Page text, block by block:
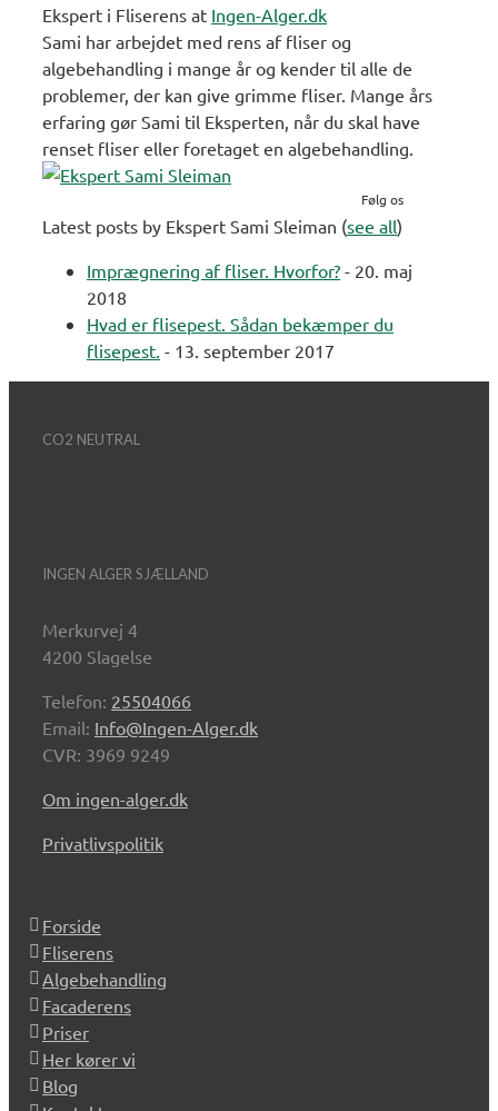
Ekspert i Fliserens at Ingen-Alger.dk
Sami har arbejdet med rens af fliser og
algebehandling i mange år og kender til alle de
problemer, der kan give grimme fliser. Mange års
erfaring gør Sami til Eksperten, når du skal have
renset fliser eller foretaget en algebehandling.
Følg os
Latest posts by Ekspert Sami Sleiman (see all)
Imprægnering af fliser. Hvorfor? - 20. maj
2018
Hvad er flisepest. Sådan bekæmper du
flisepest. - 13. september 2017
CO2 NEUTRAL
INGEN ALGER SJÆLLAND
Merkurvej 4
4200 Slagelse
Telefon: 25504066
Email: Info@Ingen-Alger.dk
CVR: 3969 9249
Om ingen-alger.dk
Privatlivspolitik
Forside
Fliserens
Algebehandling
Facaderens
Priser
Her kører vi
Blog